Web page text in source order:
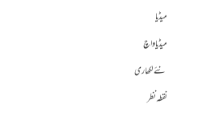
میڈیا
میڈیا واچ
نئے لکھاری
نقطہ نظر